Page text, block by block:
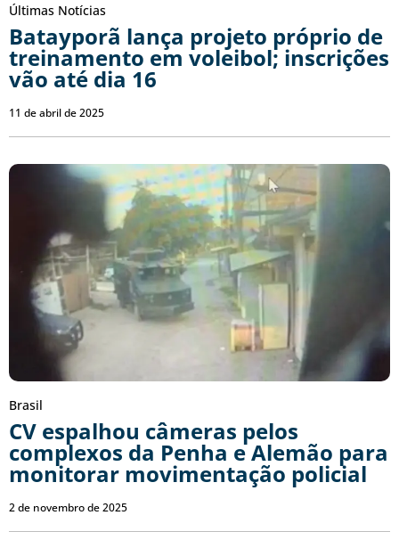
Últimas Notícias
Batayporã lança projeto próprio de
treinamento em voleibol; inscrições
vão até dia 16
11 de abril de 2025
Brasil
CV espalhou câmeras pelos
complexos da Penha e Alemão para
monitorar movimentação policial
2 de novembro de 2025